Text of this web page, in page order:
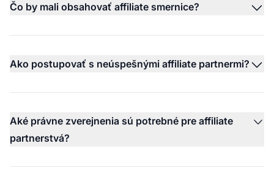
Čo by mali obsahovať affiliate smernice?
Ako postupovať s neúspešnými affiliate partnermi?
Aké právne zverejnenia sú potrebné pre affiliate
partnerstvá?